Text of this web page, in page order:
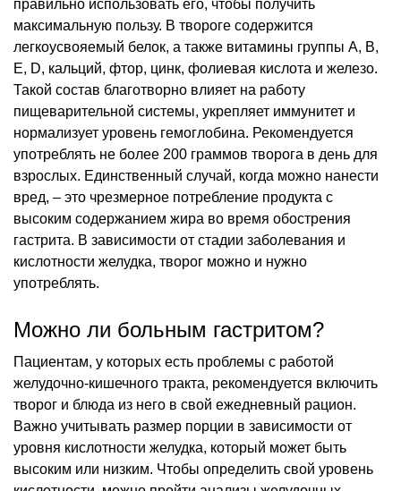
правильно использовать его, чтобы получить
максимальную пользу. В твороге содержится
легкоусвояемый белок, а также витамины группы А, B,
E, D, кальций, фтор, цинк, фолиевая кислота и железо.
Такой состав благотворно влияет на работу
пищеварительной системы, укрепляет иммунитет и
нормализует уровень гемоглобина. Рекомендуется
употреблять не более 200 граммов творога в день для
взрослых. Единственный случай, когда можно нанести
вред, – это чрезмерное потребление продукта с
высоким содержанием жира во время обострения
гастрита. В зависимости от стадии заболевания и
кислотности желудка, творог можно и нужно
употреблять.
Можно ли больным гастритом?
Пациентам, у которых есть проблемы с работой
желудочно-кишечного тракта, рекомендуется включить
творог и блюда из него в свой ежедневный рацион.
Важно учитывать размер порции в зависимости от
уровня кислотности желудка, который может быть
высоким или низким. Чтобы определить свой уровень